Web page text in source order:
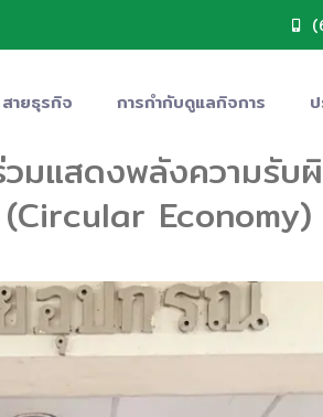
สายธุรกิจ การกำกับดูแลกิจการ
มแสดงพลังความรับ
Economy)